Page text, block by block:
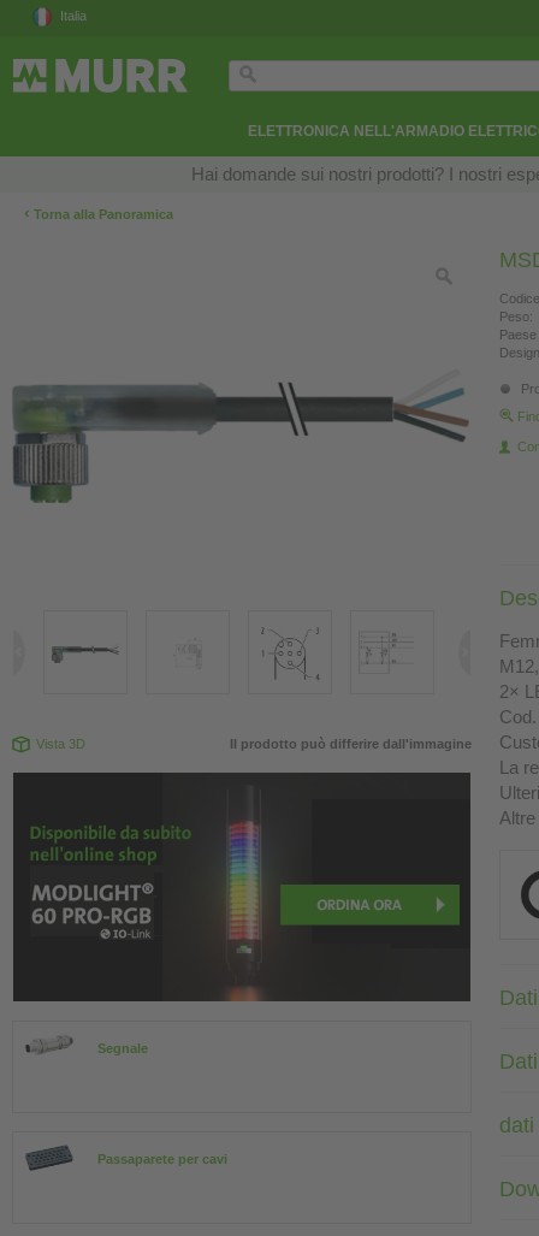
Italia
ELETTRONICA NELL'ARMADIO
Hai domande sui nostri prodotti? I nostri
‹ Torna alla Panoramica
Vista 3D Il prodotto può differire dall'immagine
Segnale
Passaparete per cavi
Peso:
2×
La